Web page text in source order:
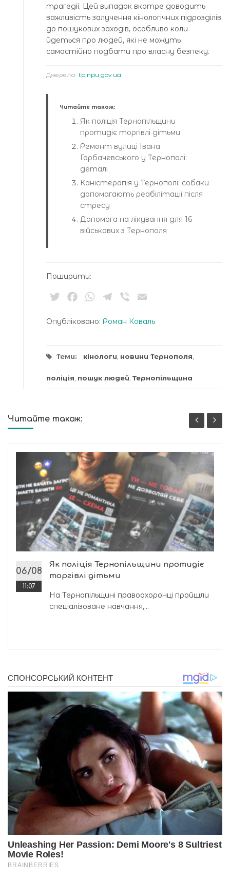
трагедії. Цей випадок вкотре доводить
важливість залучення кінологічних підрозділів
до пошукових заходів, особливо коли
йдеться про людей, які не можуть
самостійно подбати про власну безпеку.
Джерело: tp.npu.gov.ua
Читайте також:
Як поліція Тернопільщини
протидіє торгівлі дітьми
Ремонт вулиці Івана
Горбачевського у Тернополі:
деталі
Каністерапія у Тернополі: собаки
допомагають реабілітації після
стресу
Допомога на лікування для 16
військових з Тернополя
Поширити:
TwitterFacebookWhatsApp
Telegram
Viber
Опубліковано: Роман Коваль
Теми: кінологи новини Тернополя
поліція пошук людей Тернопільщина
Читайте також:
06/08
11:07
Як поліція Тернопільщини протидіє
торгівлі дітьми
На Тернопільщині правоохоронці пройшли
спеціалізоване навчання,...